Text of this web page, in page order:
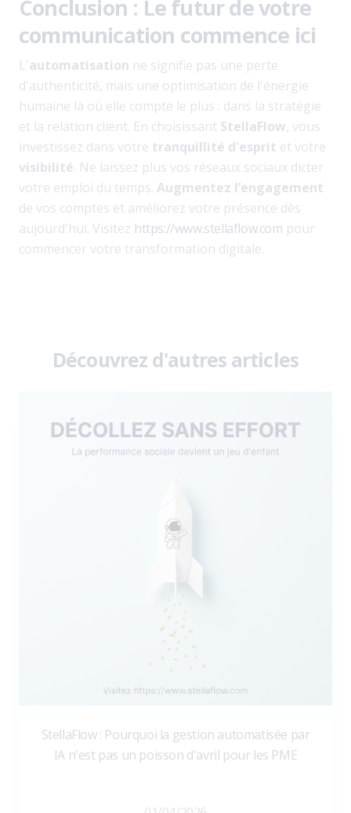
Conclusion : Le futur de votre
communication commence ici
L'automatisation ne signifie pas une perte
d'authenticité, mais une optimisation de l'énergie
humaine là où elle compte le plus : dans la stratégie
et la relation client. En choisissant StellaFlow, vous
investissez dans votre tranquillité d'esprit et votre
visibilité. Ne laissez plus vos réseaux sociaux dicter
votre emploi du temps. Augmentez l’engagement
de vos comptes et améliorez votre présence dès
aujourd'hui. Visitez https://www.stellaflow.com pour
commencer votre transformation digitale.
Découvrez d'autres articles
StellaFlow : Pourquoi la gestion automatisée par
IA n'est pas un poisson d'avril pour les PME